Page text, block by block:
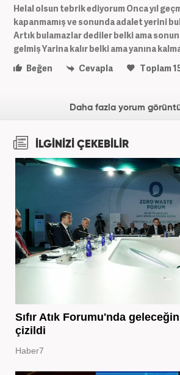
Helal olsun tebrik ediyorum Onca yıl
kapanmamış ve sonunda adalet yerini
Artık bulamazlar dediler belki ama
gelmiş Yarina kalır belki ama yanına
Beğen
Cevapla Toplam
Daha fazla yorum
İLGİNİZİ ÇEKEBİLİR
Sıfır Atık Forumu'nda
çizildi
Haber7